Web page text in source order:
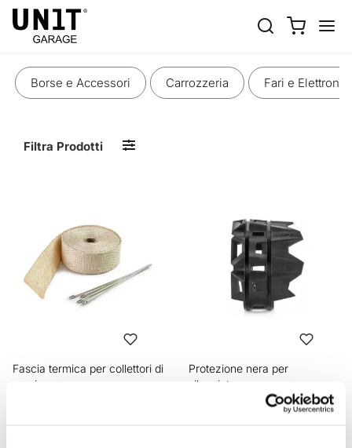
Borse e Accessori Carrozzeria Fari e
Filtra Prodotti
Fascia termica per collettori di
scarico
Protezione nera per
silenziatore